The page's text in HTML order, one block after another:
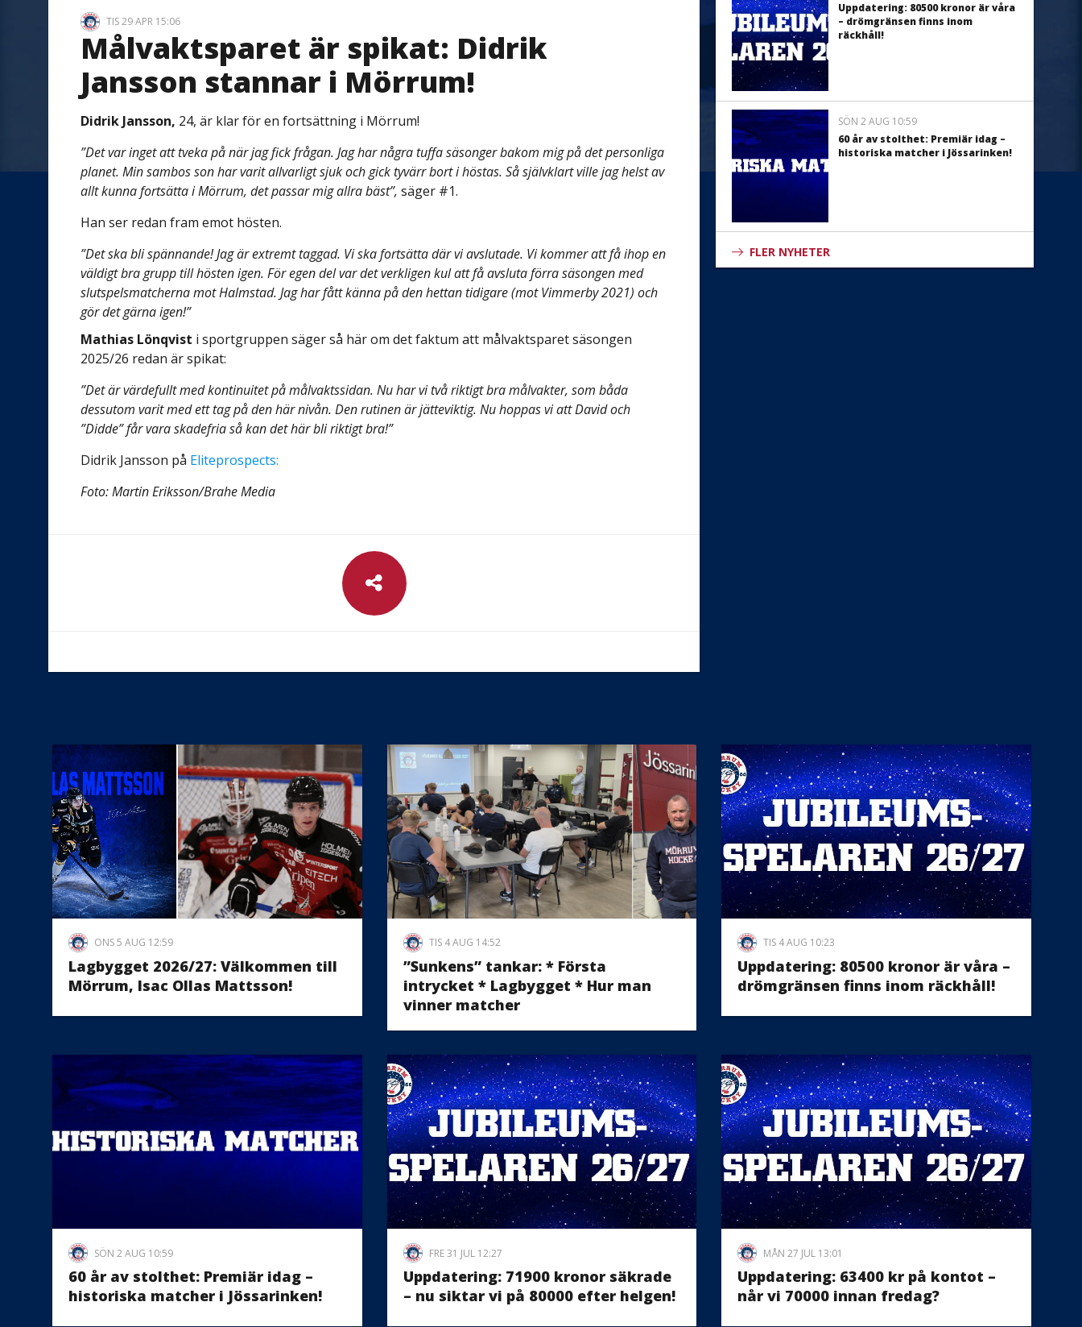
TIS 29 APR 15:06
Målvaktsparet är spikat: Didrik
Jansson stannar i Mörrum!
Didrik Jansson, 24, är klar för en fortsättning i Mörrum!
”Det var inget att tveka på när jag fick frågan. Jag har några tuffa säsonger bakom mig på det personliga
planet. Min sambos son har varit allvarligt sjuk och gick tyvärr bort i höstas. Så självklart ville jag helst av
allt kunna fortsätta i Mörrum, det passar mig allra bäst”, säger #1.
Han ser redan fram emot hösten.
”Det ska bli spännande! Jag är extremt taggad. Vi ska fortsätta där vi avslutade. Vi kommer att få ihop en
väldigt bra grupp till hösten igen. För egen del var det verkligen kul att få avsluta förra säsongen med
slutspelsmatcherna mot Halmstad. Jag har fått känna på den hettan tidigare (mot Vimmerby 2021) och
gör det gärna igen!”
Mathias Lönqvist i sportgruppen säger så här om det faktum att målvaktsparet säsongen
2025/26 redan är spikat:
”Det är värdefullt med kontinuitet på målvaktssidan. Nu har vi två riktigt bra målvakter, som båda
dessutom varit med ett tag på den här nivån. Den rutinen är jätteviktig. Nu hoppas vi att David och
”Didde” får vara skadefria så kan det här bli riktigt bra!”
Didrik Jansson på Eliteprospects:
Foto: Martin Eriksson/Brahe Media
Uppdatering: 80500 kronor är våra
– drömgränsen finns inom
räckhåll!
SÖN 2 AUG 10:59
60 år av stolthet: Premiär idag –
historiska matcher i Jössarinken!
FLER NYHETER
ONS 5 AUG 12:59
Lagbygget 2026/27: Välkommen till
Mörrum, Isac Ollas Mattsson!
TIS 4 AUG 14:52
”Sunkens” tankar: * Första
intrycket * Lagbygget * Hur man
vinner matcher
TIS 4 AUG 10:23
Uppdatering: 80500 kronor är våra –
drömgränsen finns inom räckhåll!
SÖN 2 AUG 10:59
60 år av stolthet: Premiär idag –
historiska matcher i Jössarinken!
FRE 31 JUL 12:27
Uppdatering: 71900 kronor säkrade
– nu siktar vi på 80000 efter helgen!
MÅN 27 JUL 13:01
Uppdatering: 63400 kr på kontot –
når vi 70000 innan fredag?